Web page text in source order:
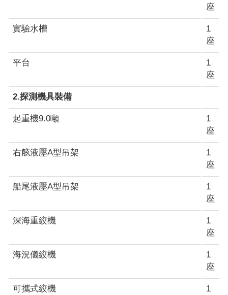
座
實驗水槽
1
座
平台
1
座
2.探測機具裝備
起重機9.0噸
1
座
右舷液壓A型吊架
1
座
船尾液壓A型吊架
1
座
深海重絞機
1
座
海況儀絞機
1
座
可攜式絞機
1